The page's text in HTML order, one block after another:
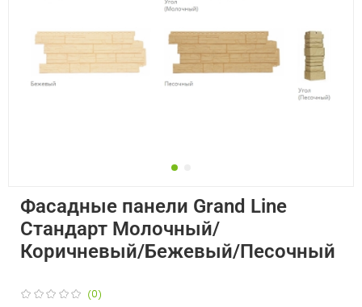
(0)
Фасадные панели Grand Line
Стандарт Молочный/
Коричневый/Бежевый/Песочный